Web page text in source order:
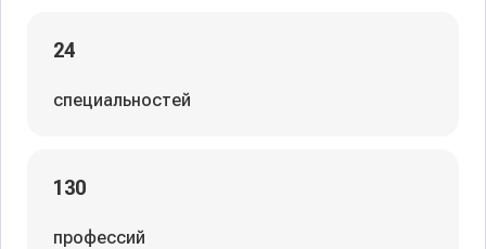
24
специальностей
130
профессий